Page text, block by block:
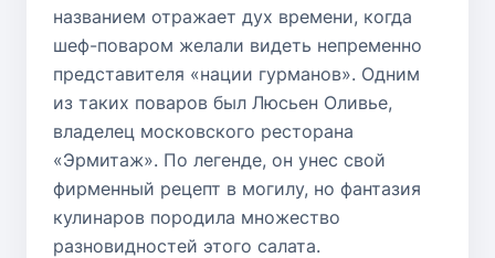
названием отражает дух времени, когда
шеф-поваром желали видеть непременно
представителя «нации гурманов». Одним
из таких поваров был Люсьен Оливье,
владелец московского ресторана
«Эрмитаж». По легенде, он унес свой
фирменный рецепт в могилу, но фантазия
кулинаров породила множество
разновидностей этого салата.